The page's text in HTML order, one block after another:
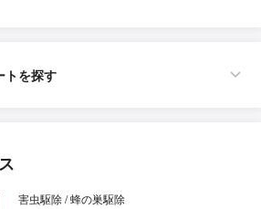
トを探す
害虫駆除 / 蜂の巣駆除